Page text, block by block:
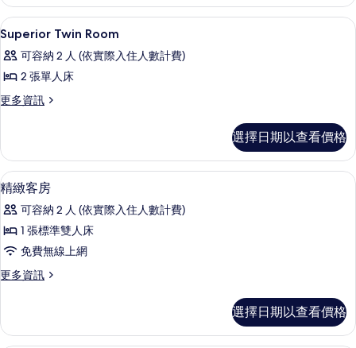
有
相
片
的
詳
顯
示
Superior
Twin
Room
有
相
片
3
Superior Twin Room
可容納 2 人 (依實際入住人數計費)
2 張單人床
更多資訊
更
Room
的
詳
選擇日期以查看價格
顯
示
精
緻
房
所
1
精緻客房
可容納 2 人 (依實際入住人數計費)
1 張標準雙人床
免費無線上網
更多資訊
更
客
選擇日期以查看價格